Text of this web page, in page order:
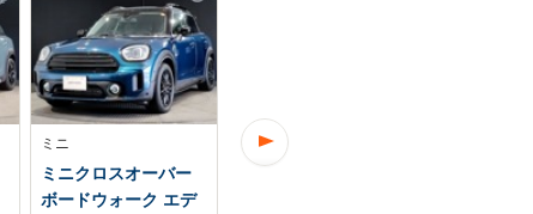
ミニ
ミニクロスオーバー
ボードウォーク エデ
ミニ